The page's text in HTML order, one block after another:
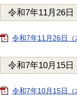
令和7年11月26日
令和7年11月26日
令和7年10月15日
令和7年10月15日